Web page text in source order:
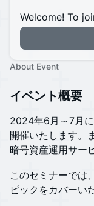
Welcome! To
About Event
イベント概要
​​​​​2024年6月～7月
開催いたします。
暗号資産運用サー
このセミナーでは
ピックをカバーい